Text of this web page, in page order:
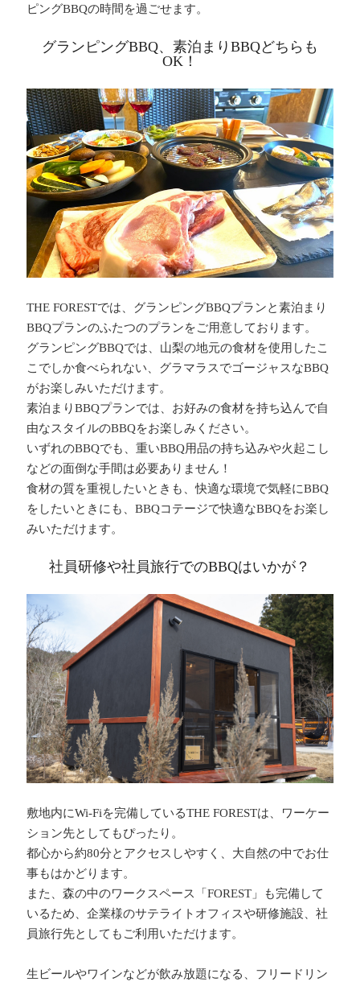
ピングBBQの時間を過ごせます。
グランピングBBQ、素泊まりBBQどちらも
OK！
THE FORESTでは、グランピングBBQプランと素泊まり
BBQプランのふたつのプランをご用意しております。
グランピングBBQでは、山梨の地元の食材を使用したこ
こでしか食べられない、グラマラスでゴージャスなBBQ
がお楽しみいただけます。
素泊まりBBQプランでは、お好みの食材を持ち込んで自
由なスタイルのBBQをお楽しみください。
いずれのBBQでも、重いBBQ用品の持ち込みや火起こし
などの面倒な手間は必要ありません！
食材の質を重視したいときも、快適な環境で気軽にBBQ
をしたいときにも、BBQコテージで快適なBBQをお楽し
みいただけます。
社員研修や社員旅行でのBBQはいかが？
敷地内にWi-Fiを完備しているTHE FORESTは、ワーケー
ション先としてもぴったり。
都心から約80分とアクセスしやすく、大自然の中でお仕
事もはかどります。
また、森の中のワークスペース「FOREST」も完備して
いるため、企業様のサテライトオフィスや研修施設、社
員旅行先としてもご利用いただけます。
生ビールやワインなどが飲み放題になる、フリードリン